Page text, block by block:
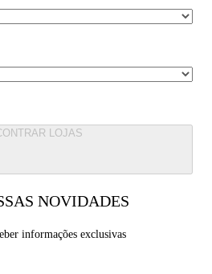
LOJAS
NOVIDADES
informações exclusivas